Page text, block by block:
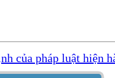
của pháp luật hiện